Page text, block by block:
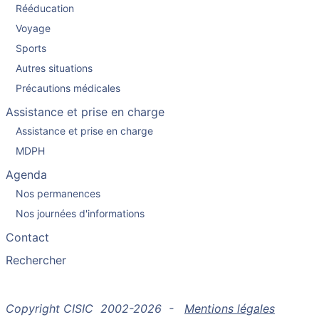
Rééducation
Voyage
Sports
Autres situations
Précautions médicales
Assistance et prise en charge
Assistance et prise en charge
MDPH
Agenda
Nos permanences
Nos journées d'informations
Contact
Rechercher
Copyright CISIC 2002-2026 - Mentions légales